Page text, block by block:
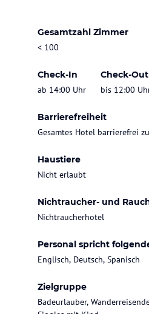
Gesamtzahl Zimmer
< 100
Check-In
ab 14:00 Uhr
Check-Out
bis 12:00
Barrierefreiheit
Gesamtes Hotel barrierefrei
Haustiere
Nicht erlaubt
Nichtraucher- und
Nichtraucherhotel
Personal spricht
Englisch, Deutsch, Spanisch
Zielgruppe
Badeurlauber,